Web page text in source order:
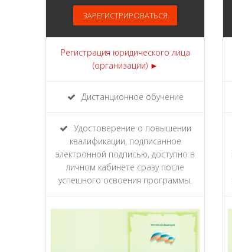
ЗАРЕГИСТРИРОВАТЬСЯ
Регистрация юридического лица
(организации) ►
Дистанционное обучение
Удостоверение о повышении
квалификации, подписанное
электронной подписью, доступно в
личном кабинете сразу после
успешного освоения программы.